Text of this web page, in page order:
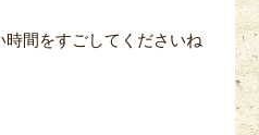
間をすごしてくださいね